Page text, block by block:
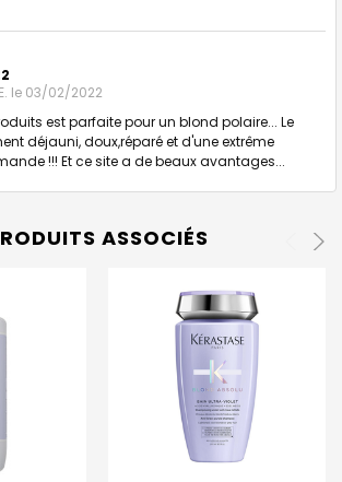
le 03/02/2022
est parfaite pour un blond polaire... Le
déjauni, doux,réparé et d'une extrême
!!! Et ce site a de beaux avantages...
ASSOCIÉS